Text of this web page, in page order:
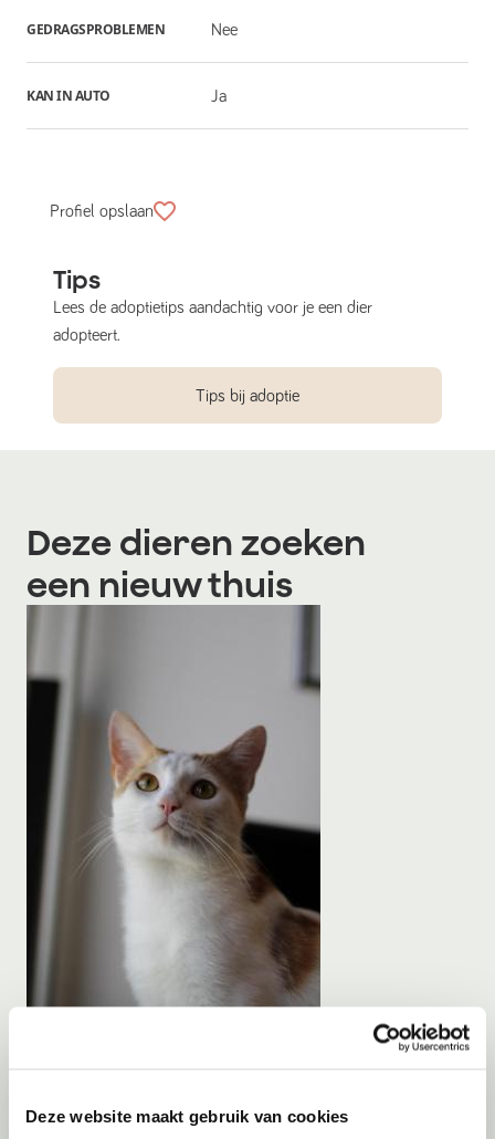
Deze website maakt gebruik van cookies
GEDRAGSPROBLEMEN Nee
KAN IN AUTO Ja
Profiel opslaan
Tips
Lees de adoptietips aandachtig voor je een dier
adopteert.
Tips bij adoptie
Deze dieren zoeken
een nieuw thuis